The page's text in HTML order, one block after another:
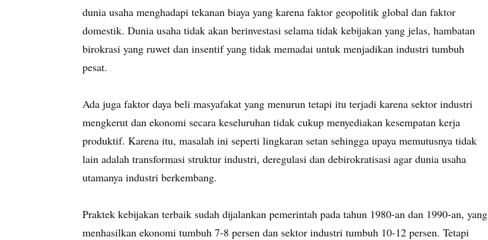
dunia usaha menghadapi tekanan biaya yang karena faktor geopolitik global dan faktor
domestik. Dunia usaha tidak akan berinvestasi selama tidak kebijakan yang jelas, hambatan
birokrasi yang ruwet dan insentif yang tidak memadai untuk menjadikan industri tumbuh
pesat.
Ada juga faktor daya beli masyafakat yang menurun tetapi itu terjadi karena sektor industri
mengkerut dan ekonomi secara keseluruhan tidak cukup menyediakan kesempatan kerja
produktif. Karena itu, masalah ini seperti lingkaran setan sehingga upaya memutusnya tidak
lain adalah transformasi struktur industri, deregulasi dan debirokratisasi agar dunia usaha
utamanya industri berkembang.
Praktek kebijakan terbaik sudah dijalankan pemerintah pada tahun 1980-an dan 1990-an, yang
menhasilkan ekonomi tumbuh 7-8 persen dan sektor industri tumbuh 10-12 persen. Tetapi